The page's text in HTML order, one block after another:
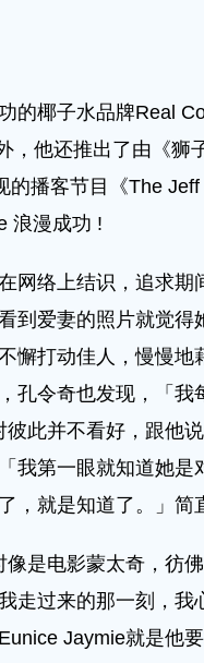
椰子水品牌Real
，他还推出了由《狮
播客节目《The
浪漫成功 !
络上结识，追求期
到爱妻的照片就觉得
懈打动佳人，慢慢地
孔令奇也发现，「我
此并不看好，跟他
我第一眼就知道她是
，就是知道了。」简
是电影蒙太奇，彷
走过来的那一刻，我
Jaymie就是他